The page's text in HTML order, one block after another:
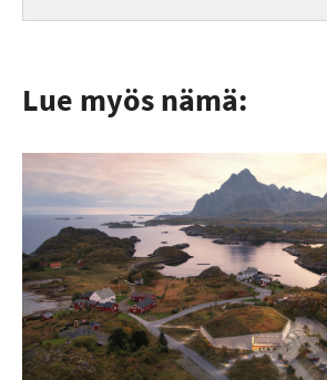
Lue myös nämä: